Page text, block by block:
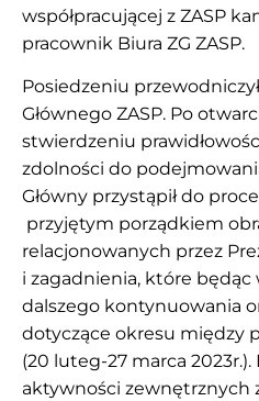
współpracującej z ZASP
pracownik Biura ZG ZASP.
Posiedzeniu
Głównego ZASP. Po
stwierdzeniu
zdolności do
Główny przystąpił do
przyjętym porządkiem
relacjonowanych przez
i zagadnienia, które będąc
dalszego kontynuowania
dotyczące okresu między
(20 luteg-27 marca 2023r.).
aktywności zewnętrznych